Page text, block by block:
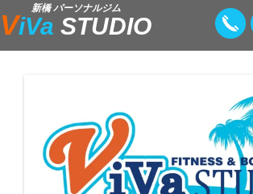
新橋 パーソナルジム
ViVa STUDIO